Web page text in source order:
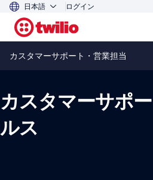
日本語 ログイン
カスタマーサポート・営業担当
カスタマーサポ
ルス